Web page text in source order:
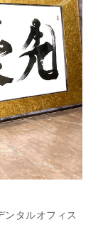
タルオフィス